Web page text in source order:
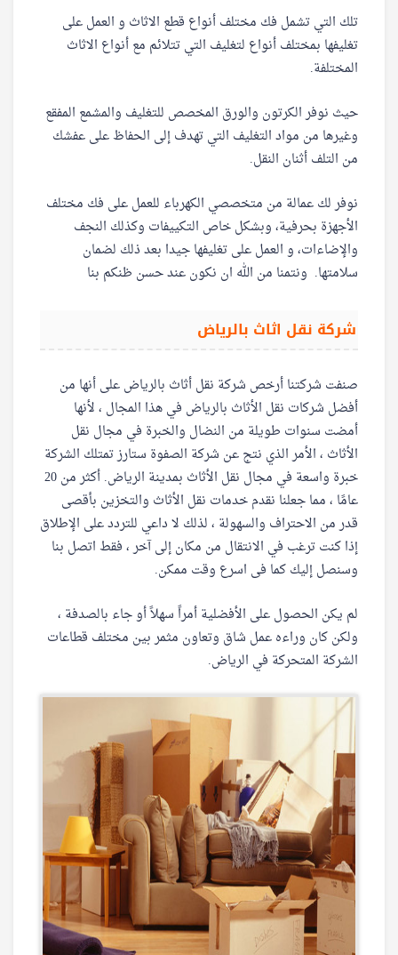
تلك التي تشمل فك مختلف أنواع قطع الاثاث و العمل على
تغليفها بمختلف أنواع لتغليف التي تتلائم مع أنواع الاثاث
المختلفة.
حيث نوفر الكرتون والورق المخصص للتغليف والمشمع المفقع
وغيرها من مواد التغليف التي تهدف إلى الحفاظ على عفشك
من التلف أثنان النقل.
نوفر لك عمالة من متخصصي الكهرباء للعمل على فك مختلف
الأجهزة بحرفية، وبشكل خاص التكييفات وكذلك النجف
والإضاءات، و العمل على تغليفها جيدا بعد ذلك لضمان
سلامتها. ونتمنا من الله ان نكون عند حسن ظنكم بنا
شركة نقل اثاث بالرياض
صنفت شركتنا أرخص شركة نقل أثاث بالرياض على أنها من
أفضل شركات نقل الأثاث بالرياض في هذا المجال ، لأنها
أمضت سنوات طويلة من النضال والخبرة في مجال نقل
الأثاث ، الأمر الذي نتج عن شركة الصفوة ستارز تمتلك الشركة
خبرة واسعة في مجال نقل الأثاث بمدينة الرياض. أكثر من 20
عامًا ، مما جعلنا نقدم خدمات نقل الأثاث والتخزين بأقصى
قدر من الاحتراف والسهولة ، لذلك لا داعي للتردد على الإطلاق
إذا كنت ترغب في الانتقال من مكان إلى آخر ، فقط اتصل بنا
وسنصل إليك كما فى اسرع وقت ممكن.
لم يكن الحصول على الأفضلية أمراً سهلاً أو جاء بالصدفة ،
ولكن كان وراءه عمل شاق وتعاون مثمر بين مختلف قطاعات
الشركة المتحركة في الرياض.